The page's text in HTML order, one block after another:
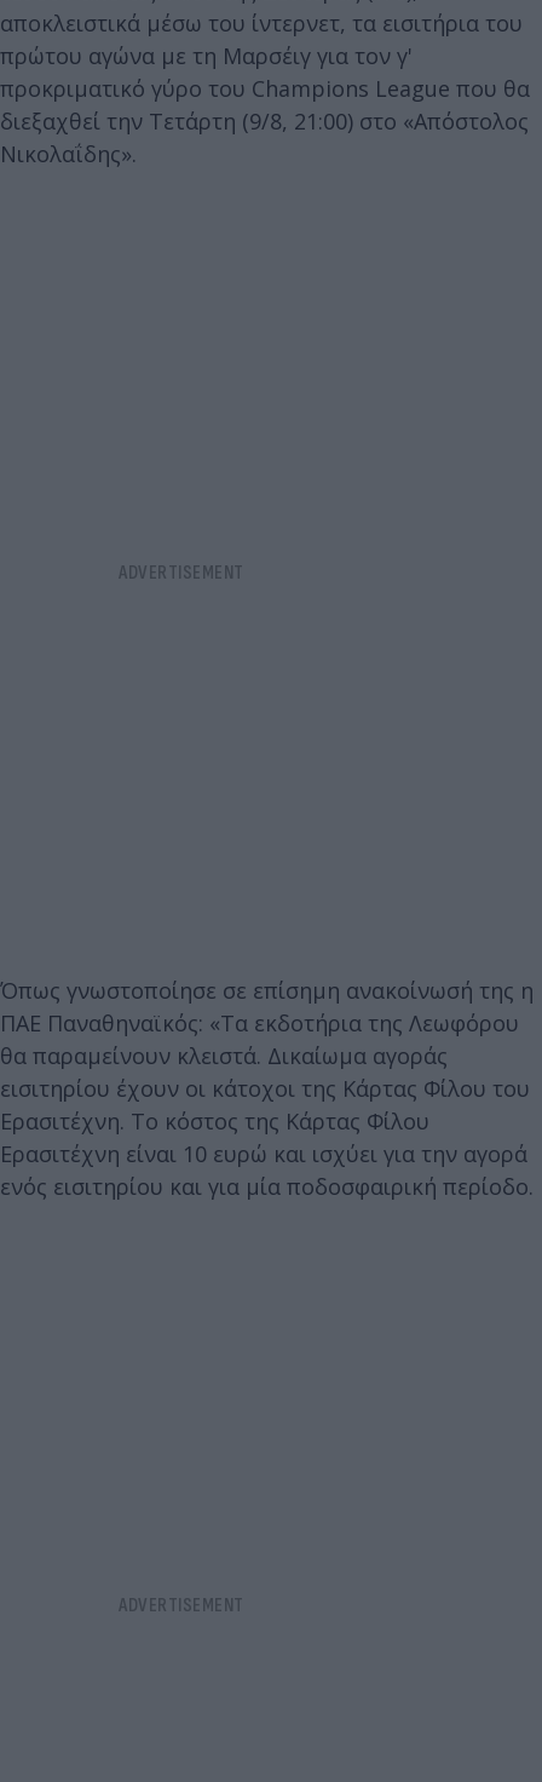
αποκλειστικά μέσω του ίντερνετ, τα εισιτήρια του
πρώτου αγώνα με τη Μαρσέιγ για τον γ'
προκριματικό γύρο του Champions League που θα
διεξαχθεί την Τετάρτη (9/8, 21:00) στο «Απόστολος
Νικολαΐδης».
Όπως γνωστοποίησε σε επίσημη ανακοίνωσή της η
ΠΑΕ Παναθηναϊκός: «Τα εκδοτήρια της Λεωφόρου
θα παραμείνουν κλειστά. Δικαίωμα αγοράς
εισιτηρίου έχουν οι κάτοχοι της Κάρτας Φίλου του
Ερασιτέχνη. Το κόστος της Κάρτας Φίλου
Ερασιτέχνη είναι 10 ευρώ και ισχύει για την αγορά
ενός εισιτηρίου και για μία ποδοσφαιρική περίοδο.